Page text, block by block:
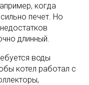
когда
печет. Но
длинный.
воды
котел работал с